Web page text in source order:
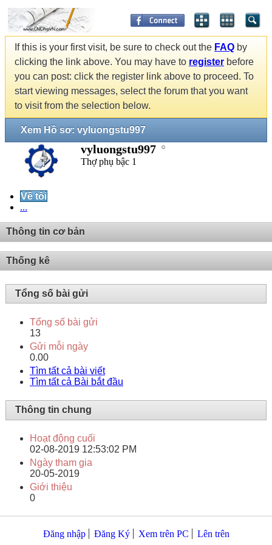
If this is your first visit, be sure to check out the FAQ by
clicking the link above. You may have to register before
you can post: click the register link above to proceed. To
start viewing messages, select the forum that you want
to visit from the selection below.
Xem Hồ sơ: vyluongstu997
vyluongstu997
Thợ phụ bậc 1
Về tôi
...
Thông tin cơ bản
Thống kê
Tổng số bài gửi
Tổng số bài gửi
13
Gửi mỗi ngày
0.00
Tìm tất cả bài viết
Tìm tất cả Bài bắt đầu
Thông tin chung
Hoạt động cuối
02-08-2019 12:53:02 PM
Ngày tham gia
20-05-2019
Giới thiệu
0
Đăng nhập Đăng Ký Xem trên PC Lên trên